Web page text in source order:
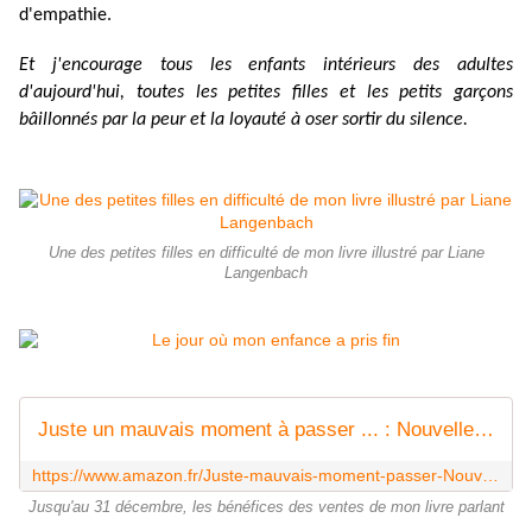
d'empathie.
Et j'encourage tous les enfants intérieurs des adultes
d'aujourd'hui, toutes les petites filles et les petits garçons
bâillonnés par la peur et la loyauté à oser sortir du silence.
Une des petites filles en difficulté de mon livre illustré par Liane
Langenbach
Juste un mauvais moment à passer ... : Nouvelles noires
Jusqu'au 31 décembre, les bénéfices des ventes de mon livre parlant